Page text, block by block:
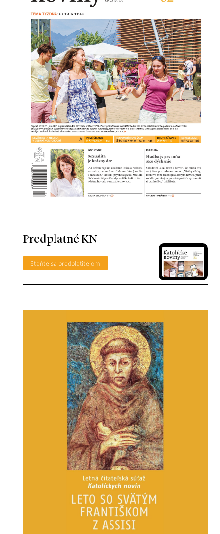
Predplatné KN
Staňte sa predplatiteľom